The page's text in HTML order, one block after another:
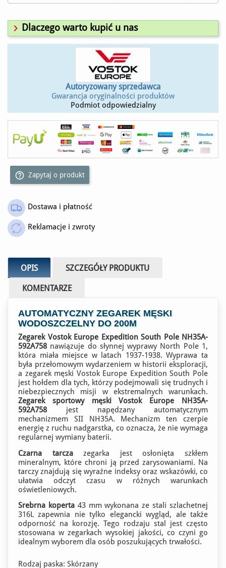
 Dlaczego warto kupić u nas
Autoryzowany sprzedawca
Gwarancja oryginalności produktów
Podmiot odpowiedzialny
help_outline Zapytaj o produkt
Dostawa i płatność
Reklamacje i zwroty
OPIS SZCZEGÓŁY PRODUKTU
KOMENTARZE
AUTOMATYCZNY ZEGAREK MĘSKI
WODOSZCZELNY DO 200M
Zegarek Vostok Europe Expedition South Pole NH35A-
592A758 nawiązuje do słynnej wyprawy North Pole 1,
która miała miejsce w latach 1937-1938. Wyprawa ta
była przełomowym wydarzeniem w historii eksploracji,
a zegarek męski Vostok Europe Expedition South Pole
jest hołdem dla tych, którzy podejmowali się trudnych i
niebezpiecznych misji w ekstremalnych warunkach.
Zegarek sportowy męski Vostok Europe NH35A-
592A758 jest napędzany automatycznym
mechanizmem SII NH35A. Mechanizm ten czerpie
energię z ruchu nadgarstka, co oznacza, że nie wymaga
regularnej wymiany baterii.
Czarna tarczazegarka jest osłonięta szkłem
mineralnym, które chroni ją przed zarysowaniami. Na
tarczy znajdują się wyraźne indeksy oraz wskazówki, co
ułatwia odczyt czasu w różnych warunkach
oświetleniowych.
Srebrna koperta43 mm wykonana ze stali szlachetnej
316L zapewnia nie tylko elegancki wygląd, ale także
odporność na korozję. Tego rodzaju stal jest często
stosowana w zegarkach wysokiej jakości, co czyni go
idealnym wyborem dla osób poszukujących trwałości.
Rodzaj paska: Skórzany